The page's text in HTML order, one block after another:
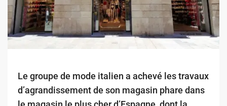
Le groupe de mode italien a achevé les travaux
d’agrandissement de son magasin phare dans